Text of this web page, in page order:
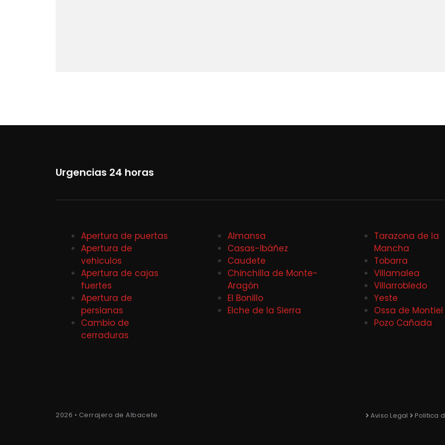
Urgencias 24 horas
Apertura de puertas
Apertura de
vehiculos
Apertura de cajas
fuertes
Apertura de
persianas
Cambio de
cerraduras
Almansa
Casas-Ibáñez
Caudete
Chinchilla de Monte-
Aragón
El Bonillo
Elche de la Sierra
Tarazona de la
Mancha
Tobarra
Villamalea
Villarrobledo
Yeste
Ossa de Montiel
Pozo Cañada
2026 • Cerrajero de Albacete Aviso Legal Politica